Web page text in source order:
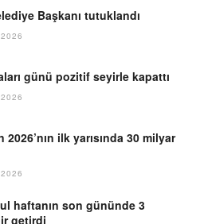
Başkanı tutuklandı
günü pozitif seyirle kapattı
2026’nın ilk yarısında 30 milyar
haftanın son gününde 3
getirdi